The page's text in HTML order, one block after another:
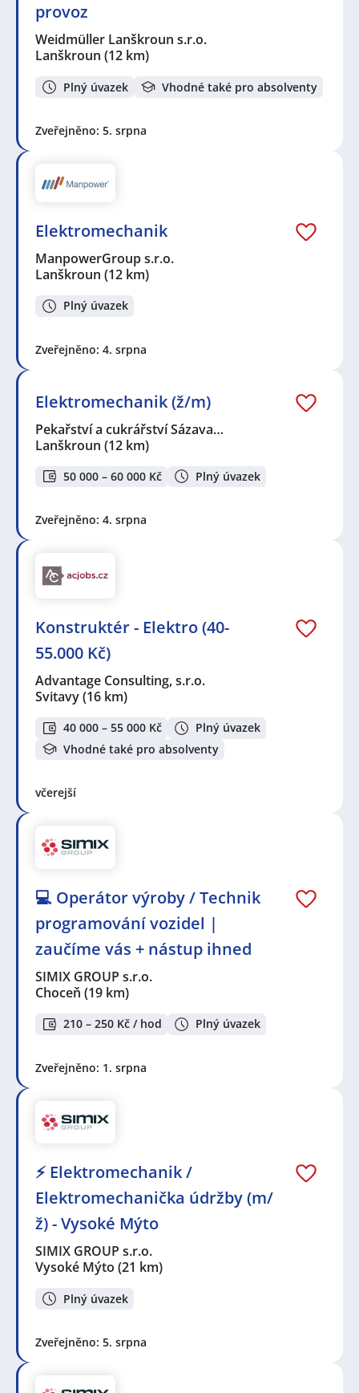
provoz
Weidmüller Lanškroun s.r.o.
Lanškroun (12 km)
Plný úvazek Vhodné také pro absolventy
Zveřejněno: 5. srpna
Elektromechanik
ManpowerGroup s.r.o.
Lanškroun (12 km)
Plný úvazek
Zveřejněno: 4. srpna
Elektromechanik (ž/m)
Pekařství a cukrářství Sázava…
Lanškroun (12 km)
50 000 – 60 000 Kč Plný úvazek
Zveřejněno: 4. srpna
Konstruktér - Elektro (40-
55.000 Kč)
Advantage Consulting, s.r.o.
Svitavy(16 km)
40 000 – 55 000 Kč
Plný úvazek
Vhodné také pro absolventy
včerejší
💻 Operátor výroby / Technik
programování vozidel |
zaučíme vás + nástup ihned
SIMIX GROUP s.r.o.
Choceň (19 km)
210 – 250 Kč / hod Plný úvazek
Zveřejněno: 1. srpna
⚡ Elektromechanik /
Elektromechanička údržby (m/
ž) - Vysoké Mýto
SIMIX GROUP s.r.o.
Vysoké Mýto (21 km)
Plný úvazek
Zveřejněno: 5. srpna